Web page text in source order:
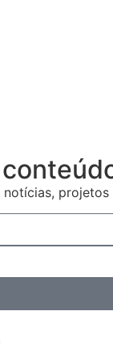
projetos